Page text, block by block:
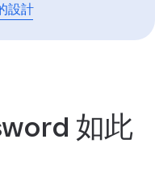
設計
如此